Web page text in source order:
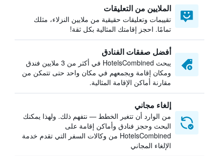
الملايين من التعليقات
تقييمات وتعليقات حقيقية من ملايين النزلاء، مثلك
تمامًا. احجز إقامتك المثالية بكل ثقة!
أفضل صفقات الفنادق
يبحث HotelsCombined في أكثر من 3 ملايين فندق
ومكان إقامة ويجمعهم في مكان واحد حتى تتمكن من
مقارنة أماكن الإقامة المثالية.
إلغاء مجاني
من الوارد أن تتغير الخطط — نتفهم ذلك. ولهذا يمكنك
البحث وحجز فنادق وأماكن إقامة على
HotelsCombined من وكالات السفر التي تقدم خدمة
الإلغاء المجاني